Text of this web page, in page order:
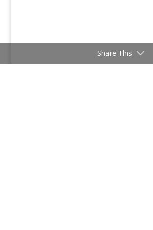
Share This